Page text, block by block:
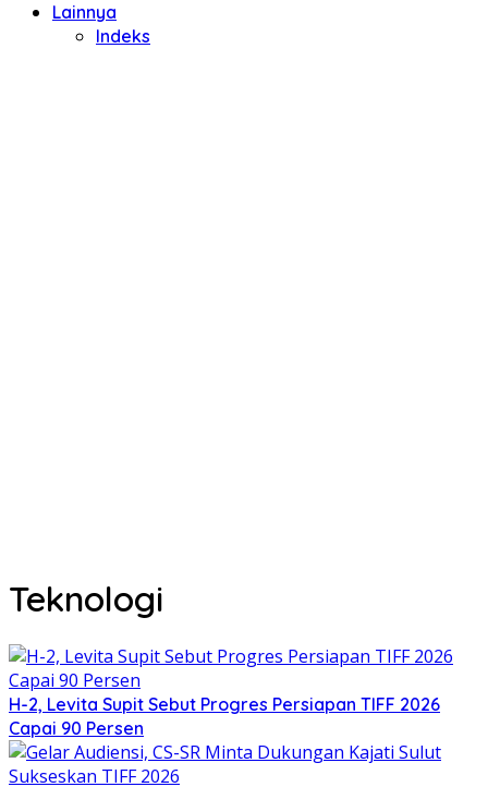
Lainnya
Indeks
Teknologi
H-2, Levita Supit Sebut Progres Persiapan TIFF 2026
Capai 90 Persen